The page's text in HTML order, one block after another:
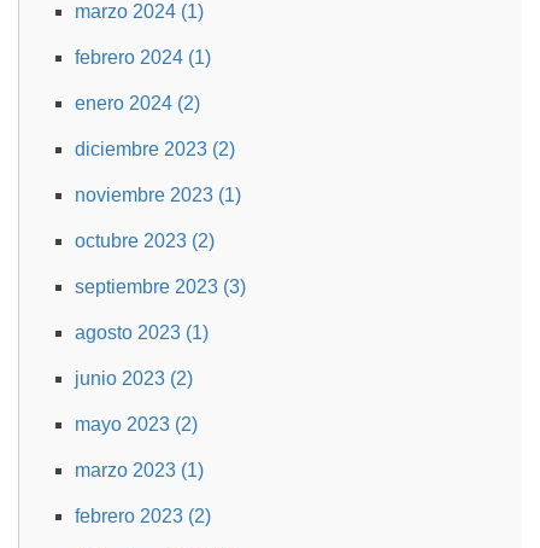
marzo 2024 (1)
febrero 2024 (1)
enero 2024 (2)
diciembre 2023 (2)
noviembre 2023 (1)
octubre 2023 (2)
septiembre 2023 (3)
agosto 2023 (1)
junio 2023 (2)
mayo 2023 (2)
marzo 2023 (1)
febrero 2023 (2)